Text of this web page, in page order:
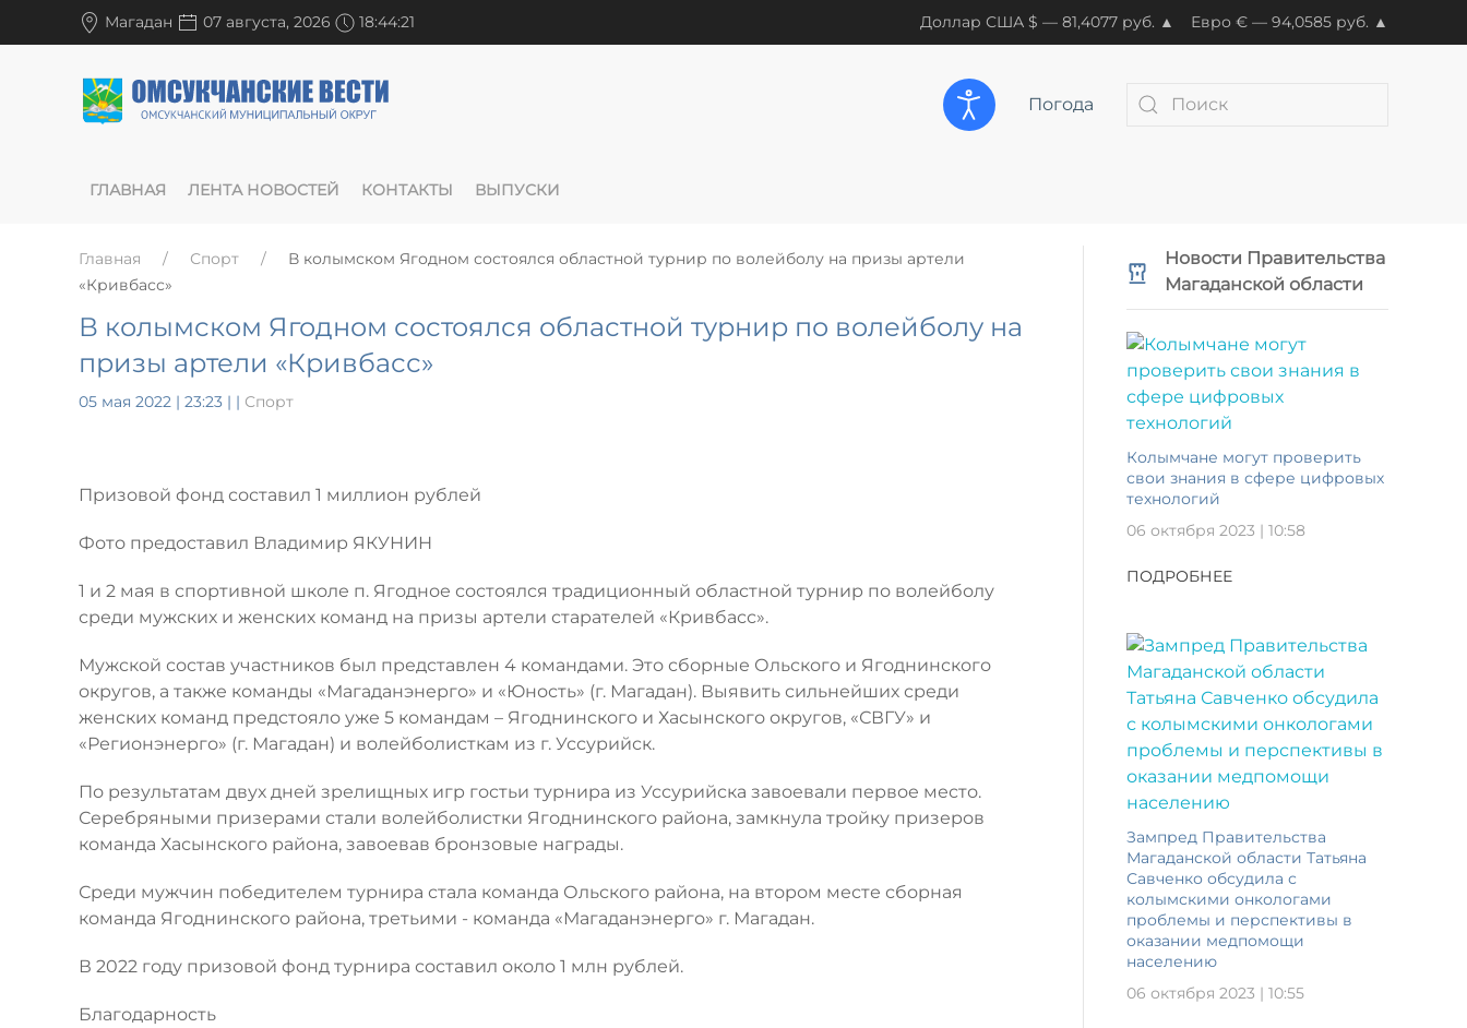
Магадан 07 августа, 2026 18:44:22 Доллар США $ — 81,4077 руб. ▲ Евро € — 94,0585 руб. ▲
Погода
ГЛАВНАЯ ЛЕНТА НОВОСТЕЙ КОНТАКТЫ ВЫПУСКИ
Главная Спорт
В колымском Ягодном состоялся областной турнир по волейболу на призы артели
«Кривбасс»
В колымском Ягодном состоялся областной турнир по волейболу на
призы артели «Кривбасс»
05 мая 2022 | 23:23 | | Спорт
Призовой фонд составил 1 миллион рублей
Фото предоставил Владимир ЯКУНИН
1 и 2 мая в спортивной школе п. Ягодное состоялся традиционный областной турнир по волейболу
среди мужских и женских команд на призы артели старателей «Кривбасс».
Мужской состав участников был представлен 4 командами. Это сборные Ольского и Ягоднинского
округов, а также команды «Магаданэнерго» и «Юность» (г. Магадан). Выявить сильнейших среди
женских команд предстояло уже 5 командам – Ягоднинского и Хасынского округов, «СВГУ» и
«Регионэнерго» (г. Магадан) и волейболисткам из г. Уссурийск.
По результатам двух дней зрелищных игр гостьи турнира из Уссурийска завоевали первое место.
Серебряными призерами стали волейболистки Ягоднинского района, замкнула тройку призеров
команда Хасынского района, завоевав бронзовые награды.
Среди мужчин победителем турнира стала команда Ольского района, на втором месте сборная
команда Ягоднинского района, третьими - команда «Магаданэнерго» г. Магадан.
В 2022 году призовой фонд турнира составил около 1 млн рублей.
Благодарность
Новости Правительства
Магаданской области
Колымчане могут проверить
свои знания в сфере цифровых
технологий
06 октября 2023 | 10:58
ПОДРОБНЕЕ
Зампред Правительства
Магаданской области Татьяна
Савченко обсудила с
колымскими онкологами
проблемы и перспективы в
оказании медпомощи
населению
06 октября 2023 | 10:55